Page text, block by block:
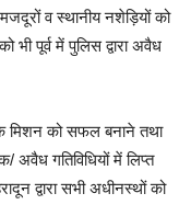
व स्थानीय नशेड़ियों को
भी पूर्व में पुलिस द्वारा अवैध
के मिशन को सफल बनाने तथा
अवैध गतिविधियों में लिप्त
द्वारा सभी अधीनस्थों को